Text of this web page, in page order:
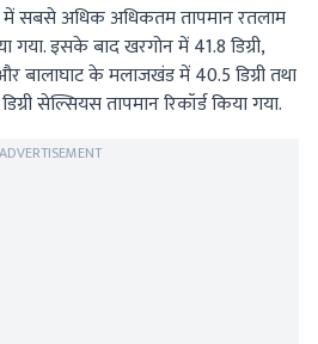
में सबसे अधिक अधिकतम तापमान रतलाम
गया. इसके बाद खरगोन में 41.8 डिग्री,
बालाघाट के मलाजखंड में 40.5 डिग्री तथा
सेल्सियस तापमान रिकॉर्ड किया गया.
ADVERTISEMENT